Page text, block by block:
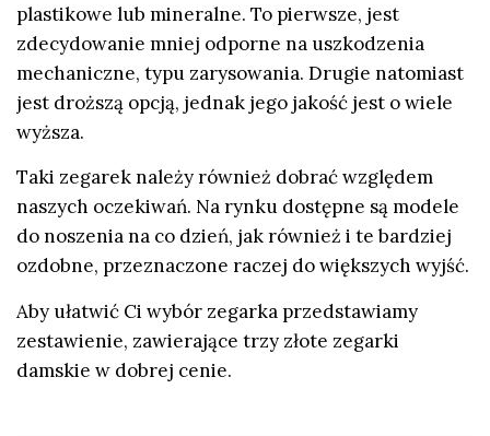
plastikowe lub mineralne. To pierwsze, jest
zdecydowanie mniej odporne na uszkodzenia
mechaniczne, typu zarysowania. Drugie natomiast
jest droższą opcją, jednak jego jakość jest o wiele
wyższa.
Taki zegarek należy również dobrać względem
naszych oczekiwań. Na rynku dostępne są modele
do noszenia na co dzień, jak również i te bardziej
ozdobne, przeznaczone raczej do większych wyjść.
Aby ułatwić Ci wybór zegarka przedstawiamy
zestawienie, zawierające trzy złote zegarki
damskie w dobrej cenie.